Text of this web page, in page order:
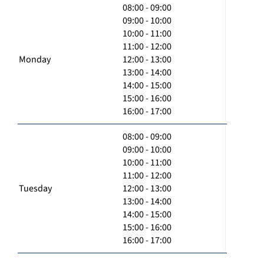
Monday
08:00 - 09:00
09:00 - 10:00
10:00 - 11:00
11:00 - 12:00
12:00 - 13:00
13:00 - 14:00
14:00 - 15:00
15:00 - 16:00
16:00 - 17:00
Tuesday
08:00 - 09:00
09:00 - 10:00
10:00 - 11:00
11:00 - 12:00
12:00 - 13:00
13:00 - 14:00
14:00 - 15:00
15:00 - 16:00
16:00 - 17:00